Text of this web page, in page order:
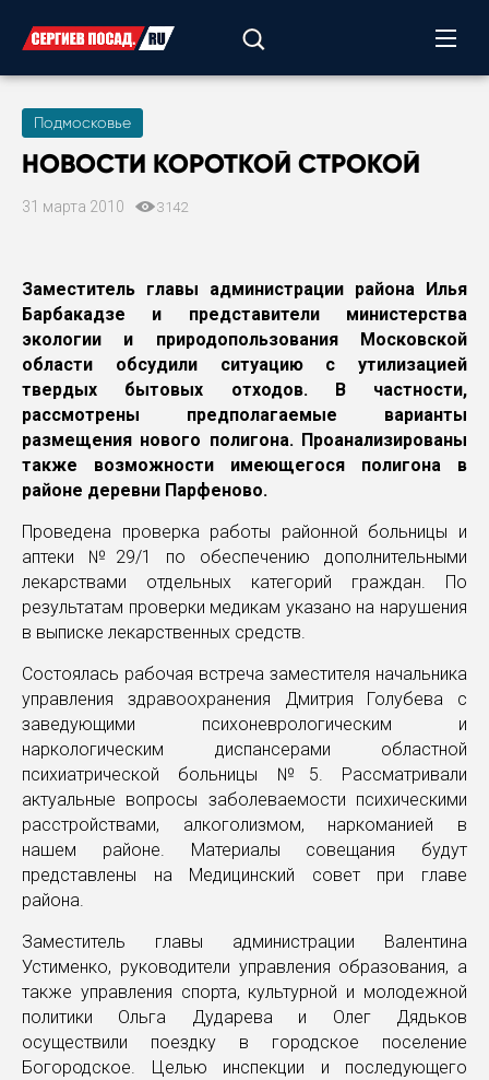
Подмосковье
НОВОСТИ КОРОТКОЙ СТРОКОЙ
31 марта 2010 3142
Заместитель главы администрации района Илья
Барбакадзе и представители министерства
экологии и природопользования Московской
области обсудили ситуацию с утилизацией
твердых бытовых отходов. В частности,
рассмотрены предполагаемые варианты
размещения нового полигона. Проанализированы
также возможности имеющегося полигона в
районе деревни Парфеново.
Проведена проверка работы районной больницы и
аптеки №29/1 по обеспечению дополнительными
лекарствами отдельных категорий граждан. По
результатам проверки медикам указано на нарушения
в выписке лекарственных средств.
Состоялась рабочая встреча заместителя начальника
управления здравоохранения Дмитрия Голубева с
заведующими психоневрологическим и
наркологическим диспансерами областной
психиатрической больницы №5. Рассматривали
актуальные вопросы заболеваемости психическими
расстройствами, алкоголизмом, наркоманией в
нашем районе. Материалы совещания будут
представлены на Медицинский совет при главе
района.
Заместитель главы администрации Валентина
Устименко, руководители управления образования, а
также управления спорта, культурной и молодежной
политики Ольга Дударева и Олег Дядьков
осуществили поездку в городское поселение
Богородское. Целью инспекции и последующего